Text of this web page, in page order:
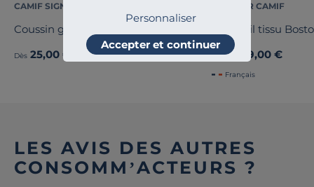
Personnaliser
Accepter et continuer
CAMIF SIGNATURE
Coussin gaze de coton Cybelle
Dès 25,00 €
COSI PAR CAMIF
Fauteuil tissu
Dès 1 499,00 €
Français
LES AVIS DES AUTRES
CONSOMM’ACTEURS ?